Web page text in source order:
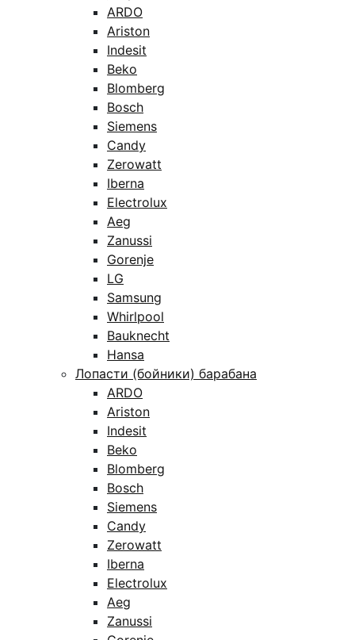
ARDO
Ariston
Indesit
Beko
Blomberg
Bosch
Siemens
Candy
Zerowatt
Iberna
Electrolux
Aeg
Zanussi
Gorenje
LG
Samsung
Whirlpool
Bauknecht
Hansa
Лопасти (бойники) барабана
ARDO
Ariston
Indesit
Beko
Blomberg
Bosch
Siemens
Candy
Zerowatt
Iberna
Electrolux
Aeg
Zanussi